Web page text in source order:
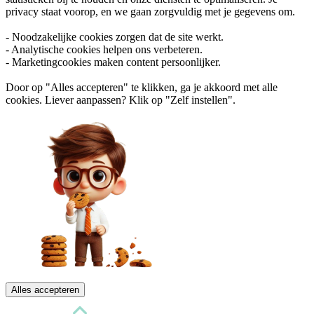
privacy staat voorop, en we gaan zorgvuldig met je gegevens om.
- Noodzakelijke cookies zorgen dat de site werkt.
- Analytische cookies helpen ons verbeteren.
- Marketingcookies maken content persoonlijker.
Door op "Alles accepteren" te klikken, ga je akkoord met alle
cookies. Liever aanpassen? Klik op "Zelf instellen".
Alles accepteren